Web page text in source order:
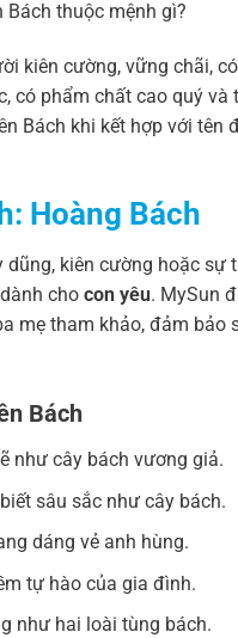
kiên cường, vững chãi,
có phẩm chất cao quý và
Bách khi kết hợp với tên
Hoàng Bách
dũng, kiên cường hoặc sự
cho con yêu. MySun
mẹ tham khảo, đảm bảo
Bách
như cây bách vương giả.
sâu sắc như cây bách.
dáng vẻ anh hùng.
tự hào của gia đình.
như hai loài tùng bách.